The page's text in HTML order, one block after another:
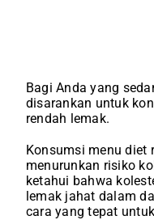
Bagi Anda yang
disarankan untuk
rendah lemak.
Konsumsi menu diet
menurunkan risiko
ketahui bahwa
lemak jahat dalam
cara yang tepat